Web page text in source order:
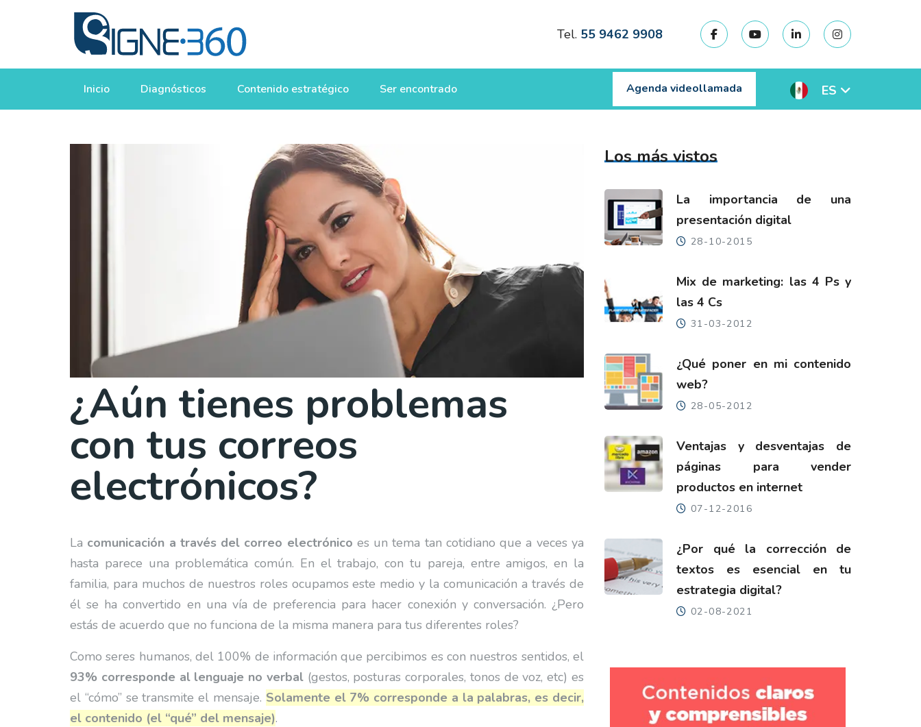
Tel. 55 9462 9908
Inicio Diagnósticos Contenido estratégico Ser encontrado Agenda videollamada ES
¿Aún tienes problemas
con tus correos
electrónicos?
La comunicación a través del correo electrónico es un tema tan cotidiano que a veces ya
hasta parece una problemática común. En el trabajo, con tu pareja, entre amigos, en la
familia, para muchos de nuestros roles ocupamos este medio y la comunicación a través de
él se ha convertido en una vía de preferencia para hacer conexión y conversación. ¿Pero
estás de acuerdo que no funciona de la misma manera para tus diferentes roles?
Como seres humanos, del 100% de información que percibimos es con nuestros sentidos, el
93% corresponde al lenguaje no verbal(gestos, posturas corporales, tonos de voz, etc) es
el “cómo” se transmite el mensaje. Solamente el 7% corresponde a la palabras, es decir,
el contenido (el “qué” del mensaje).
Los más vistos
La importancia de una
presentación digital
28-10-2015
Mix de marketing: las 4 Ps y
las 4 Cs
31-03-2012
¿Qué poner en mi contenido
web?
28-05-2012
Ventajas y desventajas de
páginas para vender
productos en internet
07-12-2016
¿Por qué la corrección de
textos es esencial en tu
estrategia digital?
02-08-2021